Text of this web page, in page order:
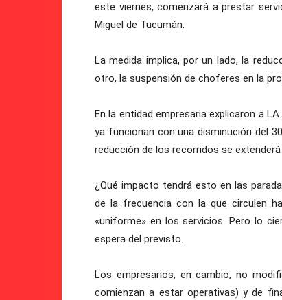
este viernes, comenzará a prestar
Miguel de Tucumán.
La medida implica, por un lado, la
otro, la suspensión de choferes en la
En la entidad empresaria explicaron a
ya funcionan con una disminución del
reducción de los recorridos se extenderá
¿Qué impacto tendrá esto en las
de la frecuencia con la que circulen
«uniforme» en los servicios. Pero lo
espera del previsto.
Los empresarios, en cambio, no
comienzan a estar operativas) y de